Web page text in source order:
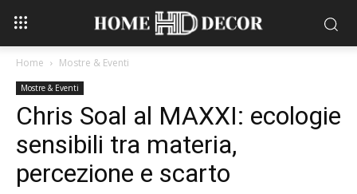
Home Mostre & Eventi
Mostre & Eventi
Chris Soal al MAXXI: ecologie
sensibili tra materia,
percezione e scarto